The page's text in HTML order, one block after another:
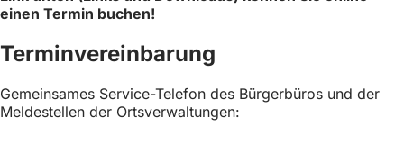
d
e
s
einen Termin buchen!
Terminvereinbarung
Gemeinsames Service-Telefon des Bürgerbüros und der
Meldestellen der Ortsverwaltungen: